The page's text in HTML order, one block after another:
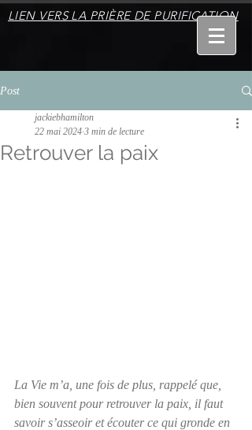
LIEN VERS LA PRIÈRE DE PURIFICATION
Post
Retrouver la paix
jackiebhamilton
22 mai 2024 3 min de lecture
La Vie m’a, une fois de plus, rappelé que,
bien souvent pour retrouver la paix, il faut
savoir s’asseoir et écouter ce qui gronde en